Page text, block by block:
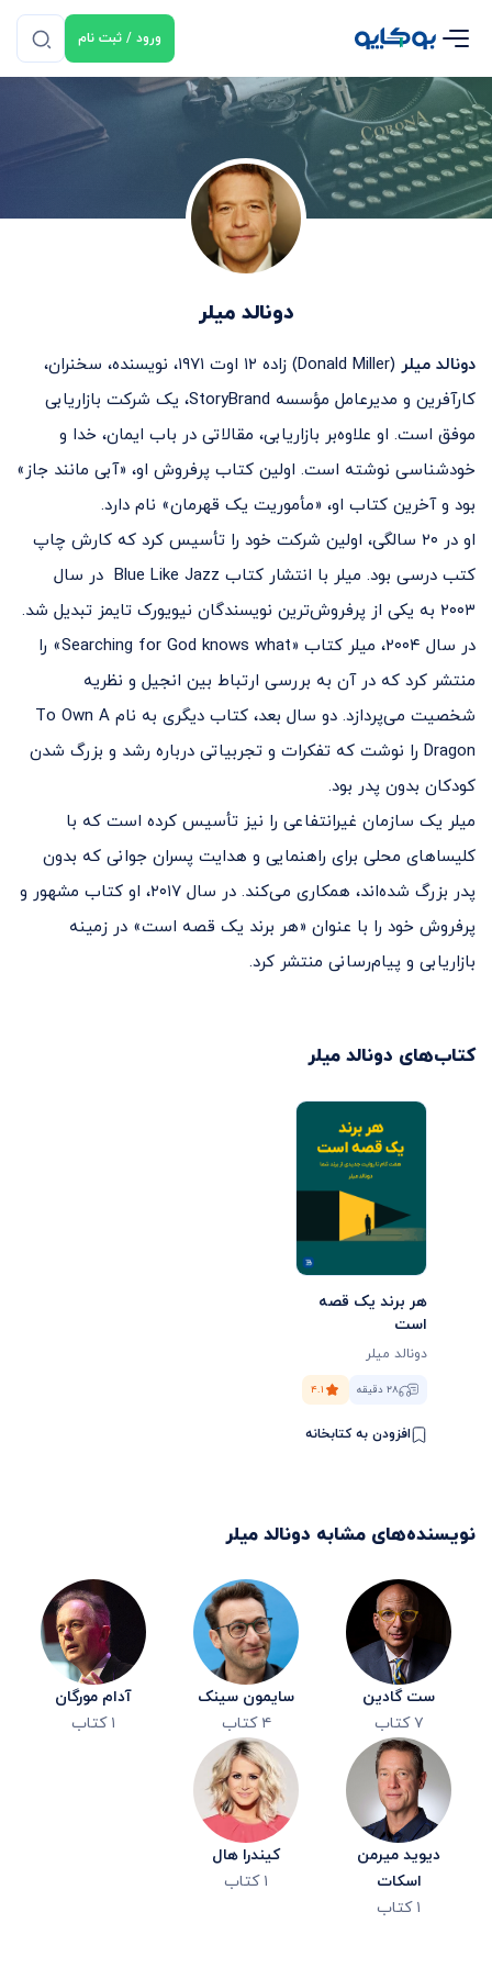
ورود / ثبت نام
دونالد میلر
دونالد میلر
(Donald Miller) زاده ۱۲ اوت ۱۹۷۱، نویسنده، سخنران،
کارآفرین و مدیرعامل مؤسسه StoryBrand، یک شرکت بازاریابی
موفق است. او علاوه‌بر بازاریابی، مقالاتی در باب ایمان، خدا و
خودشناسی نوشته است. اولین کتاب پرفروش او، «آبی مانند جاز»
بود و آخرین کتاب او، «مأموریت یک قهرمان» نام دارد.
او در ۲۰ سالگی، اولین شرکت خود را تأسیس کرد که کارش چاپ
کتب درسی بود. میلر با انتشار کتاب Blue Like Jazz در سال
۲۰۰۳ به یکی از پرفروش‌ترین نویسندگان نیویورک تایمز تبدیل شد.
در سال ۲۰۰۴، میلر کتاب «Searching for God knows what» را
منتشر کرد که در آن به بررسی ارتباط بین انجیل و نظریه
شخصیت می‌پردازد. دو سال بعد، کتاب دیگری به نام To Own A
Dragon را نوشت که تفکرات و تجربیاتی درباره رشد و بزرگ شدن
کودکان بدون پدر بود.
میلر یک سازمان غیرانتفاعی را نیز تأسیس کرده است که با
کلیساهای محلی برای راهنمایی و هدایت پسران جوانی که بدون
پدر بزرگ شده‌اند، همکاری می‌کند. در سال ۲۰۱۷، او کتاب مشهور و
پرفروش خود را با عنوان «هر برند یک قصه است» در زمینه
بازاریابی و پیام‌رسانی منتشر کرد.
کتاب‌های دونالد میلر
هر برند یک قصه
است
دونالد میلر
۲۸ دقیقه ۴.۱
افزودن به کتابخانه
نویسنده‌های مشابه دونالد میلر
ست گادین
۷ کتاب
سایمون سینک
۴ کتاب
آدام مورگان
۱ کتاب
دیوید میرمن
اسکات
۱ کتاب
کیندرا هال
۱ کتاب